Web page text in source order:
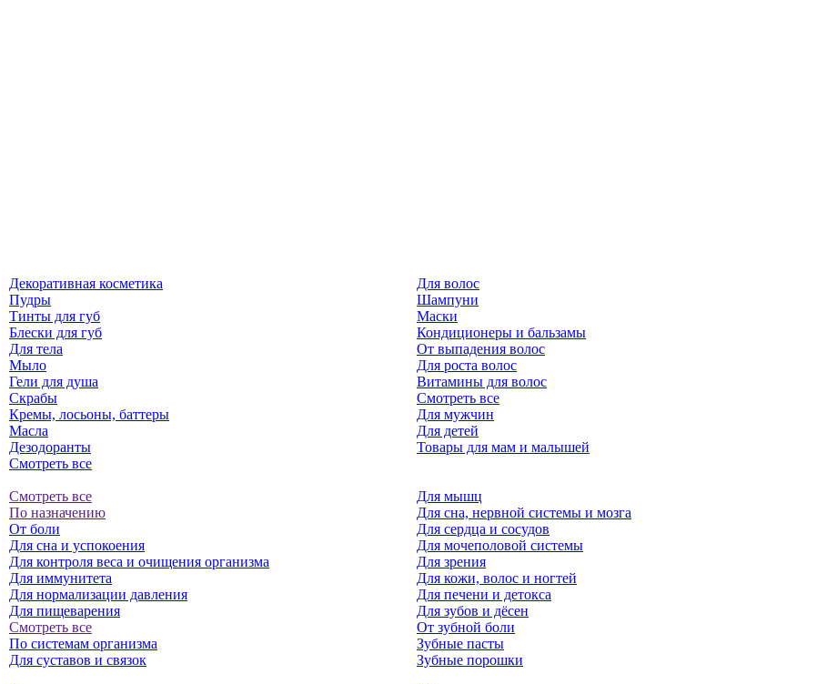
Декоративная косметика
Пудры
Тинты для губ
Блески для губ
Для тела
Мыло
Гели для душа
Скрабы
Кремы, лосьоны, баттеры
Масла
Дезодоранты
Смотреть все
Для волос
Шампуни
Маски
Кондиционеры и бальзамы
От выпадения волос
Для роста волос
Витамины для волос
Смотреть все
Для мужчин
Для детей
Товары для мам и малышей
Смотреть все
По назначению
От боли
Для сна и успокоения
Для контроля веса и очищения организма
Для иммунитета
Для нормализации давления
Для пищеварения
Смотреть все
По системам организма
Для суставов и связок
Для мышц
Для сна, нервной системы и мозга
Для сердца и сосудов
Для мочеполовой системы
Для зрения
Для кожи, волос и ногтей
Для печени и детокса
Для зубов и дёсен
От зубной боли
Зубные пасты
Зубные порошки